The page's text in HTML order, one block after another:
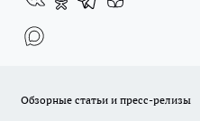
Обзорные статьи и пресс-релизы